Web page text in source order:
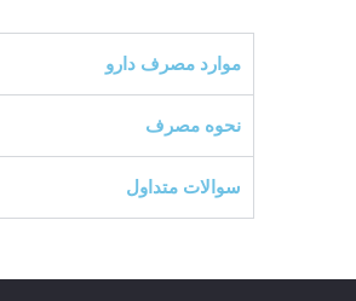
موارد مصرف دارو
نحوه مصرف
سوالات متداول